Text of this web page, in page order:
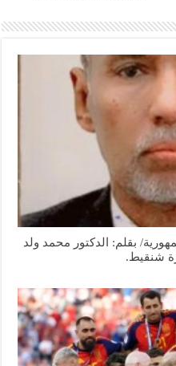
بقلم: الدكتور محمد ولد
شنقيط.